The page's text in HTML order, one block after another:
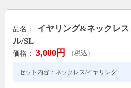
品名： イヤリング&ネックレ
ル/SL
価格： 3,000円 （税込）
セット内容：ネックレス/イヤリング